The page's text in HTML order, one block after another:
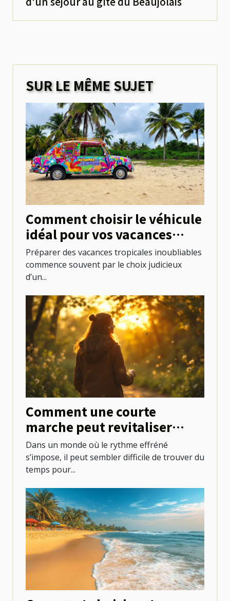
SUR LE MÊME SUJET
Comment choisir le véhicule
idéal pour vos vacances
tropicales ?
Préparer des vacances tropicales inoubliables
commence souvent par le choix judicieux
d’un...
Comment une courte
marche peut revitaliser
votre quotidien ?
Dans un monde où le rythme effréné
s’impose, il peut sembler difficile de trouver du
temps pour...